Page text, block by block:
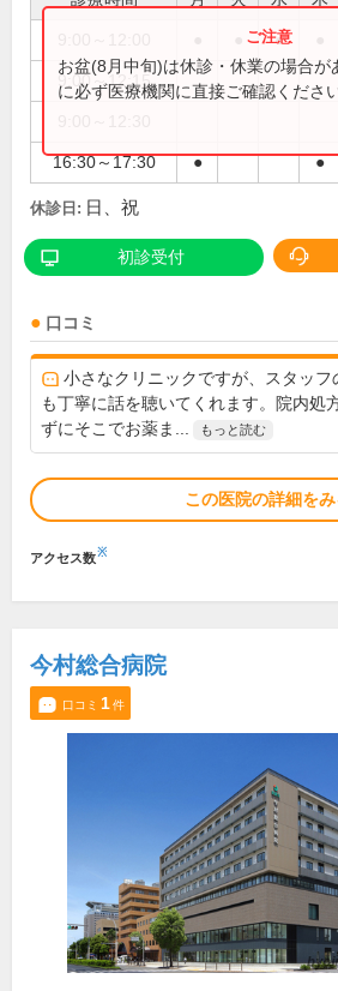
●
9:00～12:15
16:30～17:30 ● ●
お盆(8月中旬)は休診・休業の場合が
に必ず医療機関に直接ご確認ください
休診日: 日、祝
初診受付
口コミ
小さなクリニックですが、スタッフ
も丁寧に話を聴いてくれます。院内処
ずにそこでお薬ま...
もっと読む
この医院の詳細をみ
アクセス数※
今村総合病院
口コミ 1件